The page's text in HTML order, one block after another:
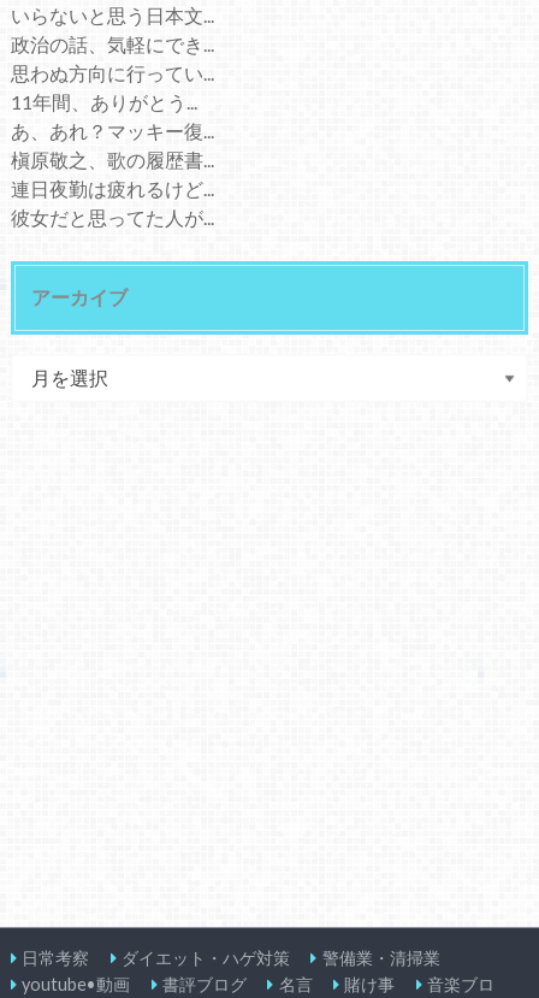
いらないと思う日本文...
政治の話、気軽にでき...
思わぬ方向に行ってい...
11年間、ありがとう...
あ、あれ？マッキー復...
槇原敬之、歌の履歴書...
連日夜勤は疲れるけど...
彼女だと思ってた人が...
アーカイブ
日常考察 ダイエット・ハゲ対策
警備業・清掃業
youtube•動画
書評ブログ 名言 賭け事 音楽ブロ